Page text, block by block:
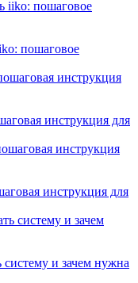
пошаговое
инструкция для
инструкция для
и зачем нужна